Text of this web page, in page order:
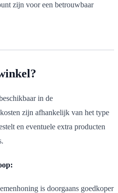
zijn voor een betrouwbaar
in de
zijn afhankelijk van het type
en eventuele extra producten
is doorgaans goedkoper